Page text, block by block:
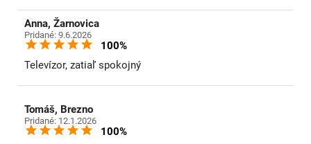
Anna, Žarnovica
Pridané: 9.6.2026
100%
Televízor, zatiaľ spokojný
Tomáš, Brezno
Pridané: 12.1.2026
100%